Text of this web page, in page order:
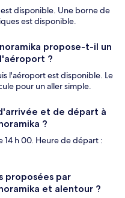
disponible. Une borne de
est disponible.
propose-t-il un
?
l'aéroport est disponible. Le
pour un aller simple.
et de départ à
?
14 h 00. Heure de départ :
proposées par
et alentour ?